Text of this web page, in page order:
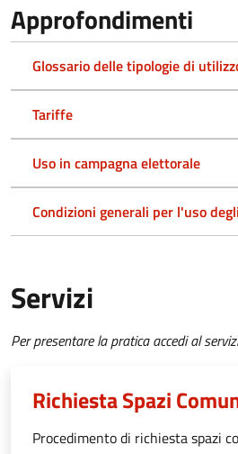
Approfondimenti
Glossario delle tipologie di
Tariffe
Uso in campagna elettorale
Condizioni generali per l'uso
Servizi
Per presentare la pratica accedi al
Richiesta Spazi
Procedimento di richiesta spazi